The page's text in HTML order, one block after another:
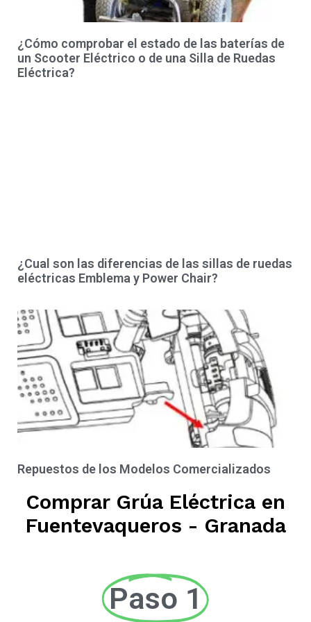
¿Cómo comprobar el estado de las baterías de
un Scooter Eléctrico o de una Silla de Ruedas
Eléctrica?
¿Cual son las diferencias de las sillas de ruedas
eléctricas Emblema y Power Chair?
Repuestos de los Modelos Comercializados
Comprar Grúa Eléctrica en
Fuentevaqueros - Granada
Paso 1